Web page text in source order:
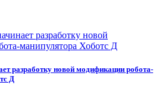
разработку новой модификации робота-
Д